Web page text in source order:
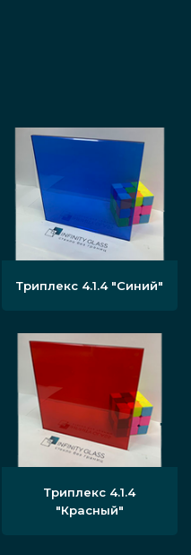
Триплекс 4.1.4 "Синий"
Триплекс 4.1.4
"Красный"